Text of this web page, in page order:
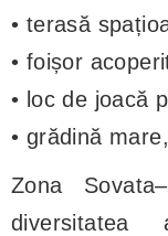
• terasă
• foișor
• loc de joacă
• grădină
Zona
diversitatea